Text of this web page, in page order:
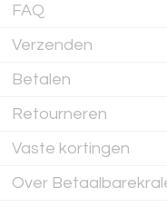
FAQ
Verzenden
Betalen
Retourneren
Vaste kortingen
Over